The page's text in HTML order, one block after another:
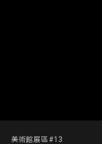
美術館展區#13